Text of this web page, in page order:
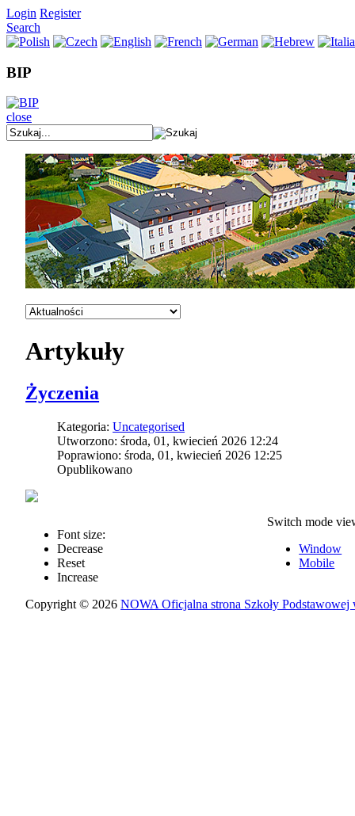
Login Register
Search
BIP
close
Artykuły
Życzenia
Kategoria:Uncategorised
Utworzono: środa, 01, kwiecień 2026 12:24
Poprawiono: środa, 01, kwiecień 2026 12:25
Opublikowano
Font size:
Decrease
Reset
Increase
Switch mode
Window
Mobile
Copyright © 2026NOWA Oficjalna strona Szkoły